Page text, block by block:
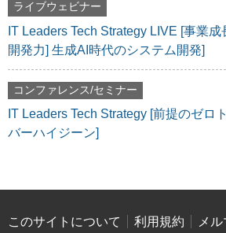
ライブウェビナー
IT Leaders Tech Strategy LIVE [事業
開発力] 生成AI時代のシステム開発]
コンファレンス/セミナー
IT Leaders Tech Strategy [前提のゼロ
バーハイジーン]
このサイトについて 利用規約
メ